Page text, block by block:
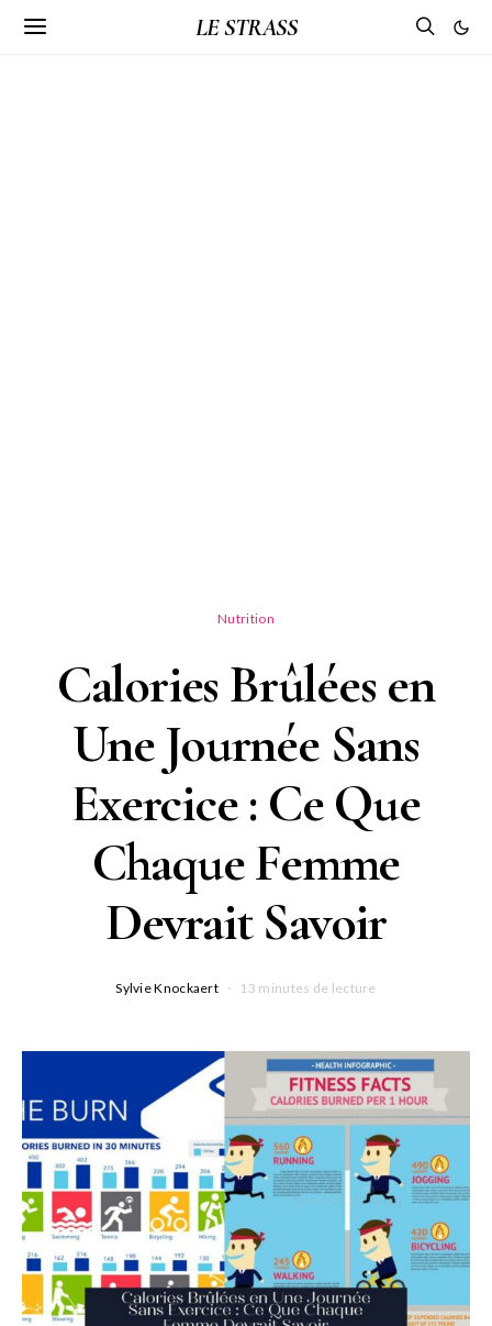
LE STRASS
Nutrition
Calories Brûlées en
Une Journée Sans
Exercice : Ce Que
Chaque Femme
Devrait Savoir
Sylvie Knockaert 13 minutes de lecture